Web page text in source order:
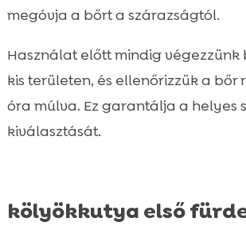
megóvja a bőrt a szárazságtól.
Használat előtt mindig
kis területen, és ellenőrizzük a bőr
óra múlva. Ez garantálja a helyes
kiválasztását.
kölyökkutya első